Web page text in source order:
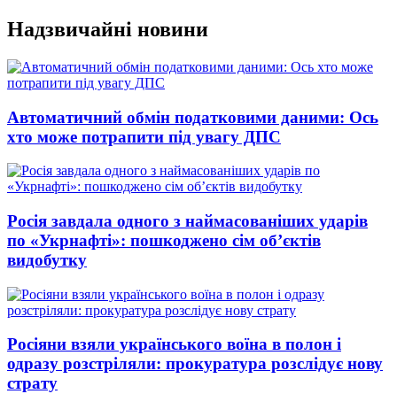
Перейти
до
вмісту
Надзвичайні новини
Автоматичний обмін податковими даними: Ось
хто може потрапити під увагу ДПС
Росія завдала одного з наймасованіших ударів
по «Укрнафті»: пошкоджено сім об’єктів
видобутку
Росіяни взяли українського воїна в полон і
одразу розстріляли: прокуратура розслідує нову
страту